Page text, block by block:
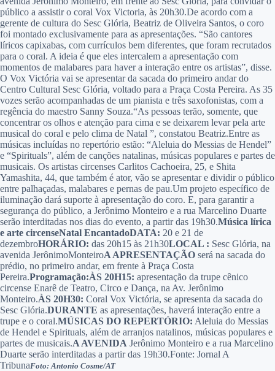
público a assistir o coral Vox Victoria, às 20h30.De acordo com a
gerente de cultura do Sesc Glória, Beatriz de Oliveira Santos, o coro
foi montado exclusivamente para as apresentações. “São cantores
líricos capixabas, com currículos bem diferentes, que foram recrutados
para o coral. A ideia é que eles intercalem a apresentação com
momentos de malabares para haver a interação entre os artistas”, disse.
O Vox Victória vai se apresentar da sacada do primeiro andar do
Centro Cultural Sesc Glória, voltado para a Praça Costa Pereira. As 35
vozes serão acompanhadas de um pianista e três saxofonistas, com a
regência do maestro Sanny Souza.“As pessoas terão, somente, que
concentrar os olhos e atenção para cima e se deixarem levar pela arte
musical do coral e pelo clima de Natal ”, constatou Beatriz.Entre as
músicas incluídas no repertório estão: “Aleluia do Messias de Hendel”
e “Spirituals”, além de canções natalinas, músicas populares e partes de
musicais. Os artistas circenses Carlitos Cachoeira, 25, e Shita
Yamashita, 44, que também é ator, vão se apresentar e dividir o público
entre palhaçadas, malabares e pernas de pau.Um projeto específico de
iluminação dará suporte à apresentação do coro. E, para garantir a
segurança do público, a Jerônimo Monteiro e a rua Marcelino Duarte
serão interditadas nos dias do evento, a partir das 19h30.Música lírica
e arte circenseNatal EncantadoDATA: 20 e 21 de
dezembroHORÁRIO: das 20h15 às 21h30LOCAL : Sesc Glória, na
avenida JerônimoMonteiroA APRESENTAÇÃO será na sacada do
prédio, no primeiro andar, em frente à Praça Costa
Pereira.Programação:ÀS 20H15: apresentação da trupe cênico
circense Enarê de Teatro, Circo e Dança, na Av. Jerônimo
Monteiro.ÀS 20H30: Coral Vox Victória, se apresenta da sacada do
Sesc Glória.DURANTE as apresentações, haverá interação entre a
trupe e o coral.MÚSICAS DO REPERTÓRIO: Aleluia do Messias
de Hendel e Spirituals, além de arranjos natalinos, músicas populares e
partes de musicais.A AVENIDA Jerônimo Monteiro e a rua Marcelino
Duarte serão interditadas a partir das 19h30.Fonte: Jornal A
TribunaFoto: Antonio Cosme/AT